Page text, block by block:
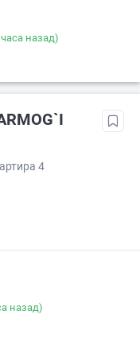
назад)
4
назад)